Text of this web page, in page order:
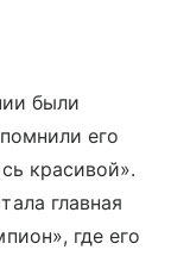
были
его
красивой».
главная
где его